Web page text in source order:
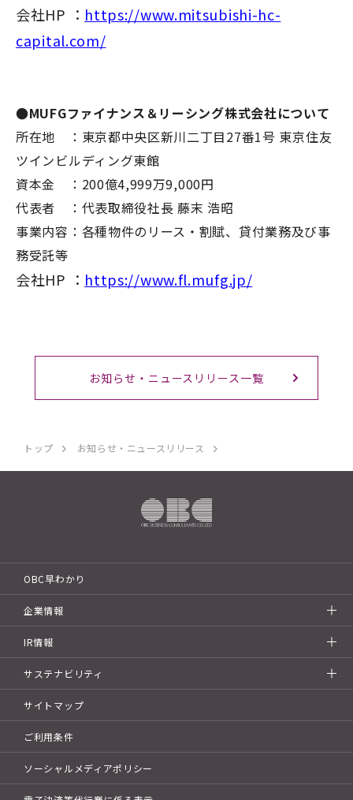
トップ お知らせ・ニュースリリース
会社HP ： https://www.mitsubishi-hc-
capital.com/
●MUFGファイナンス＆リーシング株式会社について
所在地 ：東京都中央区新川二丁目27番1号 東京住友
ツインビルディング東館
資本⾦ ：200億4,999万9,000円
代表者 ：代表取締役社長 藤末 浩昭
事業内容：各種物件のリース・割賦、貸付業務及び事
務受託等
会社HP ： https://www.fl.mufg.jp/
お知らせ・ニュースリリース一覧
OBC早わかり
企業情報
IR情報
サステナビリティ
サイトマップ
ご利用条件
ソーシャルメディアポリシー